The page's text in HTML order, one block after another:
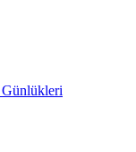
Günlükleri